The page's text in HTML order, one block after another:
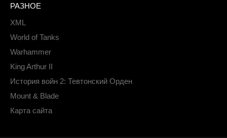
РАЗНОЕ
XML
World of Tanks
Warhammer
King Arthur II
История войн 2: Тевтонский Орден
Mount & Blade
Карта сайта